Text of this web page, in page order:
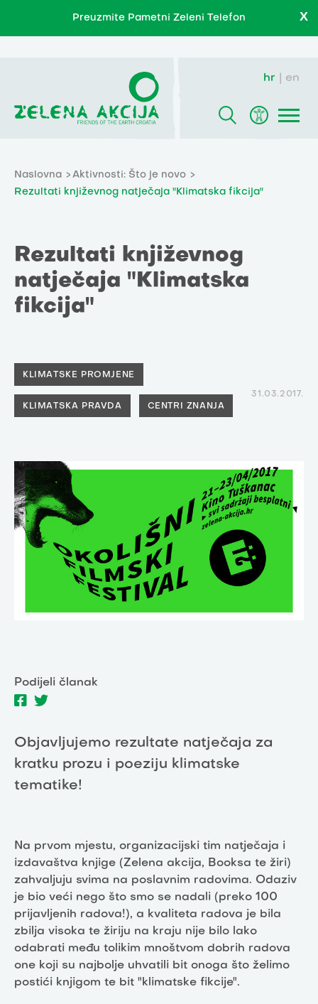
Preuzmite Pametni Zeleni Telefon X
hr en
Naslovna
Aktivnosti: Što je novo
Rezultati književnog natječaja "Klimatska fikcija"
Rezultati književnog
natječaja "Klimatska
fikcija"
KLIMATSKE PROMJENE
KLIMATSKA PRAVDA CENTRI ZNANJA
31.03.2017.
Podijeli članak
Objavljujemo rezultate natječaja za
kratku prozu i poeziju klimatske
tematike!
Na prvom mjestu, organizacijski tim natječaja i
izdavaštva knjige (Zelena akcija, Booksa te žiri)
zahvaljuju svima na poslavnim radovima. Odaziv
je bio veći nego što smo se nadali (preko 100
prijavljenih radova!), a kvaliteta radova je bila
zbilja visoka te žiriju na kraju nije bilo lako
odabrati među tolikim mnoštvom dobrih radova
one koji su najbolje uhvatili bit onoga što želimo
postići knjigom te bit "klimatske fikcije".